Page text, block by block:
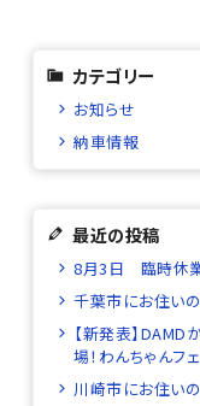
カテゴリー
お知らせ
納車情報
最近の投稿
8月3日 臨時休
千葉市にお住い
【新発表】DAMD
場！わんちゃんフ
川崎市にお住いの